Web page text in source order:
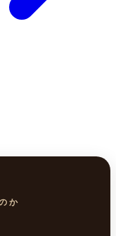
か